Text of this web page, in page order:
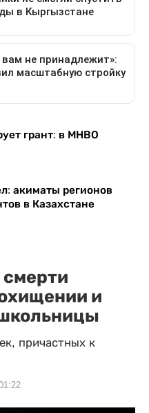
грант: в МНВО
акиматы регионов
в Казахстане
смерти
и
причастных к